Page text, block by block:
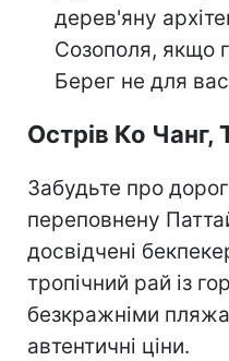
дерев'яну
Созополя, якщо
Берег не для
Острів Ко Чанг,
Забудьте про
переповнену
досвідчені
тропічний рай із
безкражніми
автентичні ціни.